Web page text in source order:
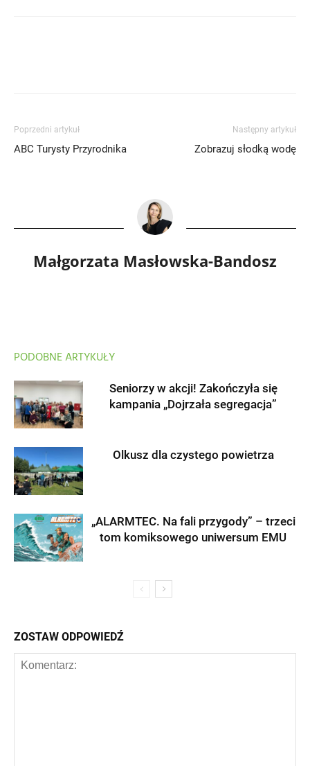
Poprzedni artykuł
ABC Turysty Przyrodnika
Następny artykuł
Zobrazuj słodką wodę
Małgorzata Masłowska-Bandosz
PODOBNE ARTYKUŁY
Seniorzy w akcji! Zakończyła się
kampania „Dojrzała segregacja”
Olkusz dla czystego powietrza
„ALARMTEC. Na fali przygody” – trzeci
tom komiksowego uniwersum EMU
ZOSTAW ODPOWIEDŹ